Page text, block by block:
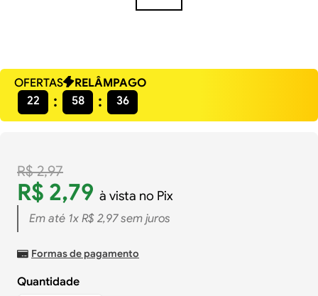
OFERTAS
RELÂMPAGO
22
58 36
R$ 2,97
R$ 2,79 à vista no Pix
Em até 1x R$ 2,97sem juros
Formas de pagamento
Quantidade